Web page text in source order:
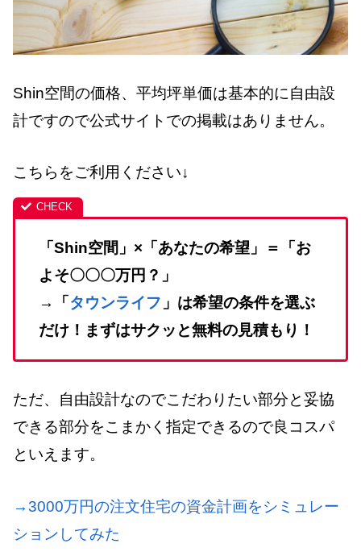
Shin空間の価格、平均坪単価は基本的に自由設
計ですので公式サイトでの掲載はありません。
こちらをご利用ください↓
「Shin空間」×「あなたの希望」＝「お
よそ〇〇〇万円？」
→「 タウンライフ 」は希望の条件を選ぶ
だけ！まずはサクッと無料の見積もり！
ただ、自由設計なのでこだわりたい部分と妥協
できる部分をこまかく指定できるので良コスパ
といえます。
→3000万円の注文住宅の資金計画をシミュレー
ションしてみた